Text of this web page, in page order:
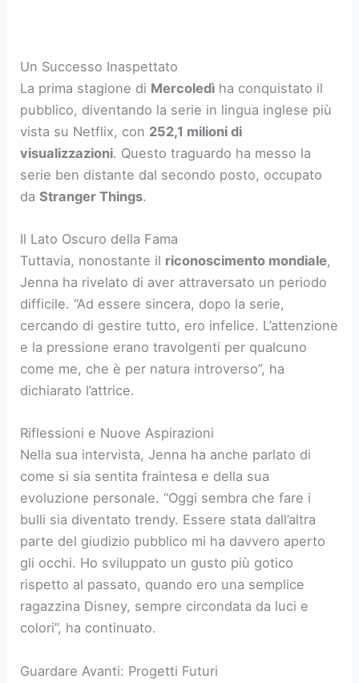
Un Successo Inaspettato
La prima stagione di Mercoledì ha conquistato il
pubblico, diventando la serie in lingua inglese più
vista su Netflix, con 252,1 milioni di
visualizzazioni. Questo traguardo ha messo la
serie ben distante dal secondo posto, occupato
daStranger Things.
Il Lato Oscuro della Fama
Tuttavia, nonostante il riconoscimento mondiale,
Jenna ha rivelato di aver attraversato un periodo
difficile. “Ad essere sincera, dopo la serie,
cercando di gestire tutto, ero infelice. L’attenzione
e la pressione erano travolgenti per qualcuno
come me, che è per natura introverso”, ha
dichiarato l’attrice.
Riflessioni e Nuove Aspirazioni
Nella sua intervista, Jenna ha anche parlato di
come si sia sentita fraintesa e della sua
evoluzione personale. “Oggi sembra che fare i
bulli sia diventato trendy. Essere stata dall’altra
parte del giudizio pubblico mi ha davvero aperto
gli occhi. Ho sviluppato un gusto più gotico
rispetto al passato, quando ero una semplice
ragazzina Disney, sempre circondata da luci e
colori”, ha continuato.
Guardare Avanti: Progetti Futuri